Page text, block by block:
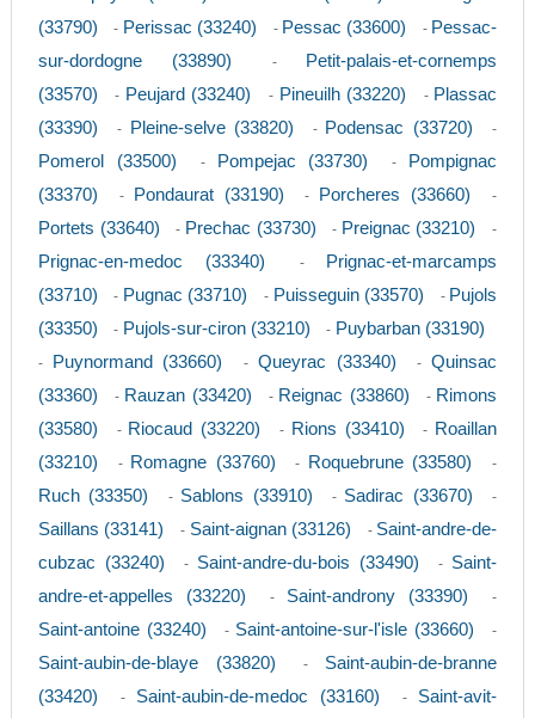
(33790)
- Perissac (33240) - Pessac (33600) - Pessac-
sur-dordogne (33890)
-
Petit-palais-et-cornemps
(33570)
- Peujard (33240) - Pineuilh (33220) - Plassac
(33390)
- Pleine-selve (33820) - Podensac (33720) -
Pomerol (33500) - Pompejac (33730) -
Pompignac
(33370)
- Pondaurat (33190) - Porcheres (33660) -
Portets (33640) - Prechac (33730) - Preignac (33210) -
Prignac-en-medoc (33340) -
Prignac-et-marcamps
(33710)
- Pugnac (33710) - Puisseguin (33570) - Pujols
(33350)
- Pujols-sur-ciron (33210) - Puybarban (33190)
- Puynormand (33660) - Queyrac (33340) -Quinsac
(33360)
- Rauzan (33420) - Reignac (33860) - Rimons
(33580)
- Riocaud (33220) - Rions (33410) - Roaillan
(33210)
- Romagne (33760) - Roquebrune (33580) -
Ruch (33350) - Sablons (33910) - Sadirac (33670) -
Saillans (33141) - Saint-aignan (33126) - Saint-andre-de-
cubzac (33240)
- Saint-andre-du-bois (33490) - Saint-
andre-et-appelles (33220)
- Saint-androny (33390) -
Saint-antoine (33240) - Saint-antoine-sur-l'isle (33660) -
Saint-aubin-de-blaye (33820) - Saint-aubin-de-branne
(33420)
- Saint-aubin-de-medoc (33160) - Saint-avit-